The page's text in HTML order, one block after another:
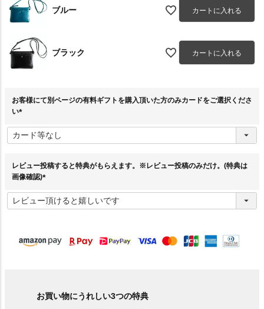
ブルー カートに入れる
ブラック カートに入れる
お客様にて別ページの有料ギフトを購入頂いた方のみカードをご選択くださ
い
必
須
レビュー投稿すると特典がもらえます。※レビュー投稿のみだけ。(特典は
画像確認)
必
須
お買い物にうれしい3つの特典